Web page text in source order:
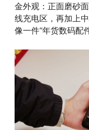
金外观：正面磨砂
线充电区，再加上
像一件“年货数码配件